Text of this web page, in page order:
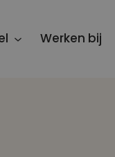
Werken bij